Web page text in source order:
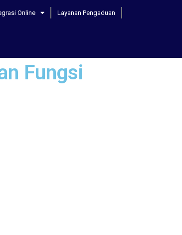
Online Layanan Pengaduan
Fungsi